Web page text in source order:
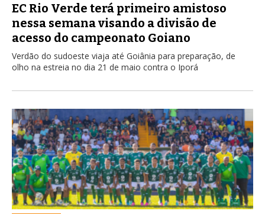
EC Rio Verde terá primeiro amistoso
nessa semana visando a divisão de
acesso do campeonato Goiano
Verdão do sudoeste viaja até Goiânia para preparação, de
olho na estreia no dia 21 de maio contra o Iporá